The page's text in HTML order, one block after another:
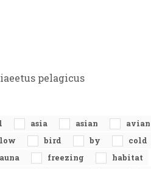
pelagicus
asia asian
avian
bird by
cold
freezing
habitat